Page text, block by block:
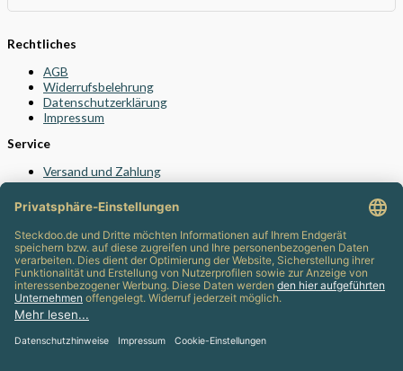
Rechtliches
AGB
Widerrufsbelehrung
Datenschutzerklärung
Impressum
Service
Versand und Zahlung
Vertrag widerrufen
24/7 Support
info@steckdoo.de
Kundenservice
Mein Konto
Support